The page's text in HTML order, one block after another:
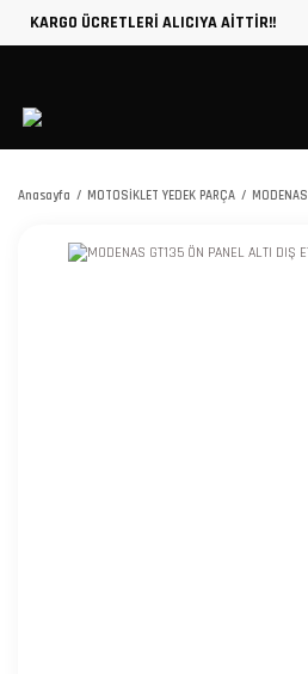
KARGO ÜCRETLERİ ALICIYA AİTTİR!!
Anasayfa MOTOSİKLET YEDEK PARÇA MODENAS